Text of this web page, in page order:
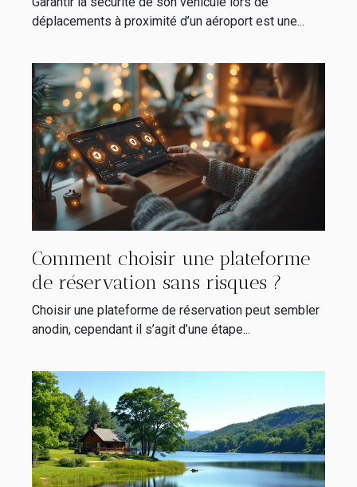
déplacements à proximité d’un aéroport est une...
Comment choisir une plateforme
de réservation sans risques ?
Choisir une plateforme de réservation peut sembler
anodin, cependant il s’agit d’une étape...